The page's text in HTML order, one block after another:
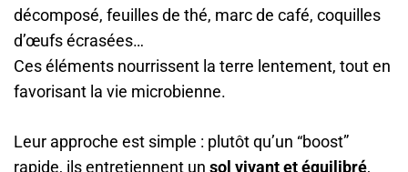
décomposé, feuilles de thé, marc de café, coquilles
d’œufs écrasées…
Ces éléments nourrissent la terre lentement, tout en
favorisant la vie microbienne.
Leur approche est simple : plutôt qu’un “boost”
rapide, ils entretiennent un sol vivant et équilibré,